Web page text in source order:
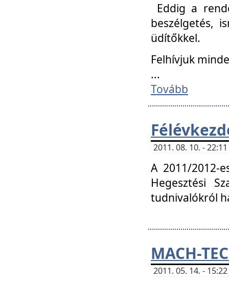
Eddig a
beszélgetés,
üdítőkkel.
Felhívjuk
...
Tovább
2011. 08. 10. -
A 2011/2012-
Hegesztési
tudnivalókról
MACH-
2011. 05. 14. -